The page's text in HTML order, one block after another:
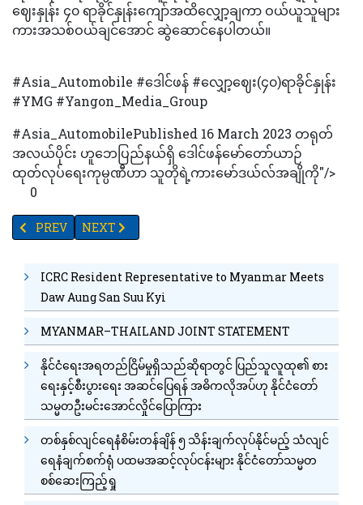
ဈေးနှုန်း ၄၀ ရာခိုင်နှုန်းကျော်အထိလျှော့ချကာ ဝယ်ယူသူများ
ကားအသစ်ဝယ်ချင်အောင် ဆွဲဆောင်နေပါတယ်။
#Asia_Automobile #ဒေါင်ဖန် #လျှော့ဈေး(၄၀)ရာခိုင်နှုန်း
#YMG #Yangon_Media_Group
#Asia_AutomobilePublished 16 March 2023 တရုတ်
အလယ်ပိုင်း ဟူဘေပြည်နယ်ရှိ ဒေါင်ဖန်မော်တော်ယာဉ်
ထုတ်လုပ်ရေးကုမ္ပဏီဟာ သူတိုရဲ့ကားမော်ဒယ်လ်အချိုကို"/>
0
PREVIOUS ARTICLE: ဆောင်းရာသီတွင် လူတွေပိုမိုအိပ်စက်တတ်ကြ
PREV NEXT ARTICLE: ရုရှားသမ္မတပူတင်၏ဖိတ်ကြားချ
NEXT
ICRC Resident Representative to Myanmar Meets
Daw Aung San Suu Kyi
MYANMAR–THAILAND JOINT STATEMENT
နိုင်ငံရေးအရတည်ငြိမ်မှုရှိသည်ဆိုရာတွင် ပြည်သူလူထု၏ စား
ရေးနှင့်စီးပွားရေး အဆင်ပြေရန် အဓိကလိုအပ်ဟု နိုင်ငံတော်
သမ္မတဦးမင်းအောင်လှိုင်ပြောကြား
တစ်နှစ်လျင်ရေနံစိမ်းတန်ချိန် ၅ သိန်းချက်လုပ်နိုင်မည့် သံလျင်
ရေနံချက်စက်ရုံ ပထမအဆင့်လုပ်ငန်းများ နိုင်ငံတော်သမ္မတ
စစ်ဆေးကြည့်ရှု